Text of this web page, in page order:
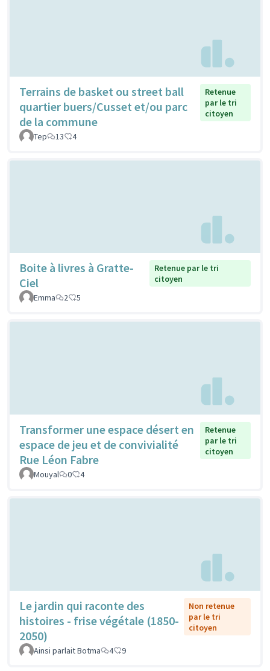
Terrains de basket ou street ball
quartier buers/Cusset et/ou parc
de la commune
Retenue
par le tri
citoyen
Tep 13 4
Boite à livres à Gratte-
Ciel
Retenue par le tri
citoyen
Emma
2 5
Transformer une espace désert en
espace de jeu et de convivialité
Rue Léon Fabre
Retenue
par le tri
citoyen
Mouyal 0 4
Le jardin qui raconte des
histoires - frise végétale (1850-
2050)
Non retenue
par le tri
citoyen
Ainsi parlait Botma 4 9